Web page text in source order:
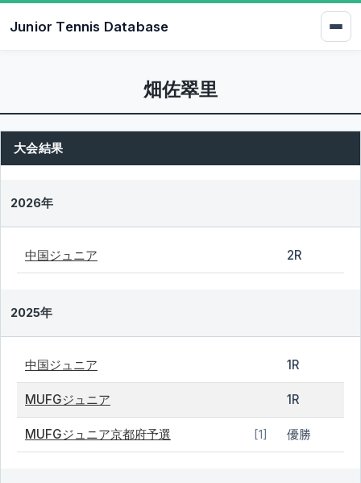
Junior Tennis Database
畑佐翠里
大会結果
2026年
中国ジュニア 2R
2025年
中国ジュニア 1R
MUFGジュニア 1R
MUFGジュニア京都府予選 [1] 優勝